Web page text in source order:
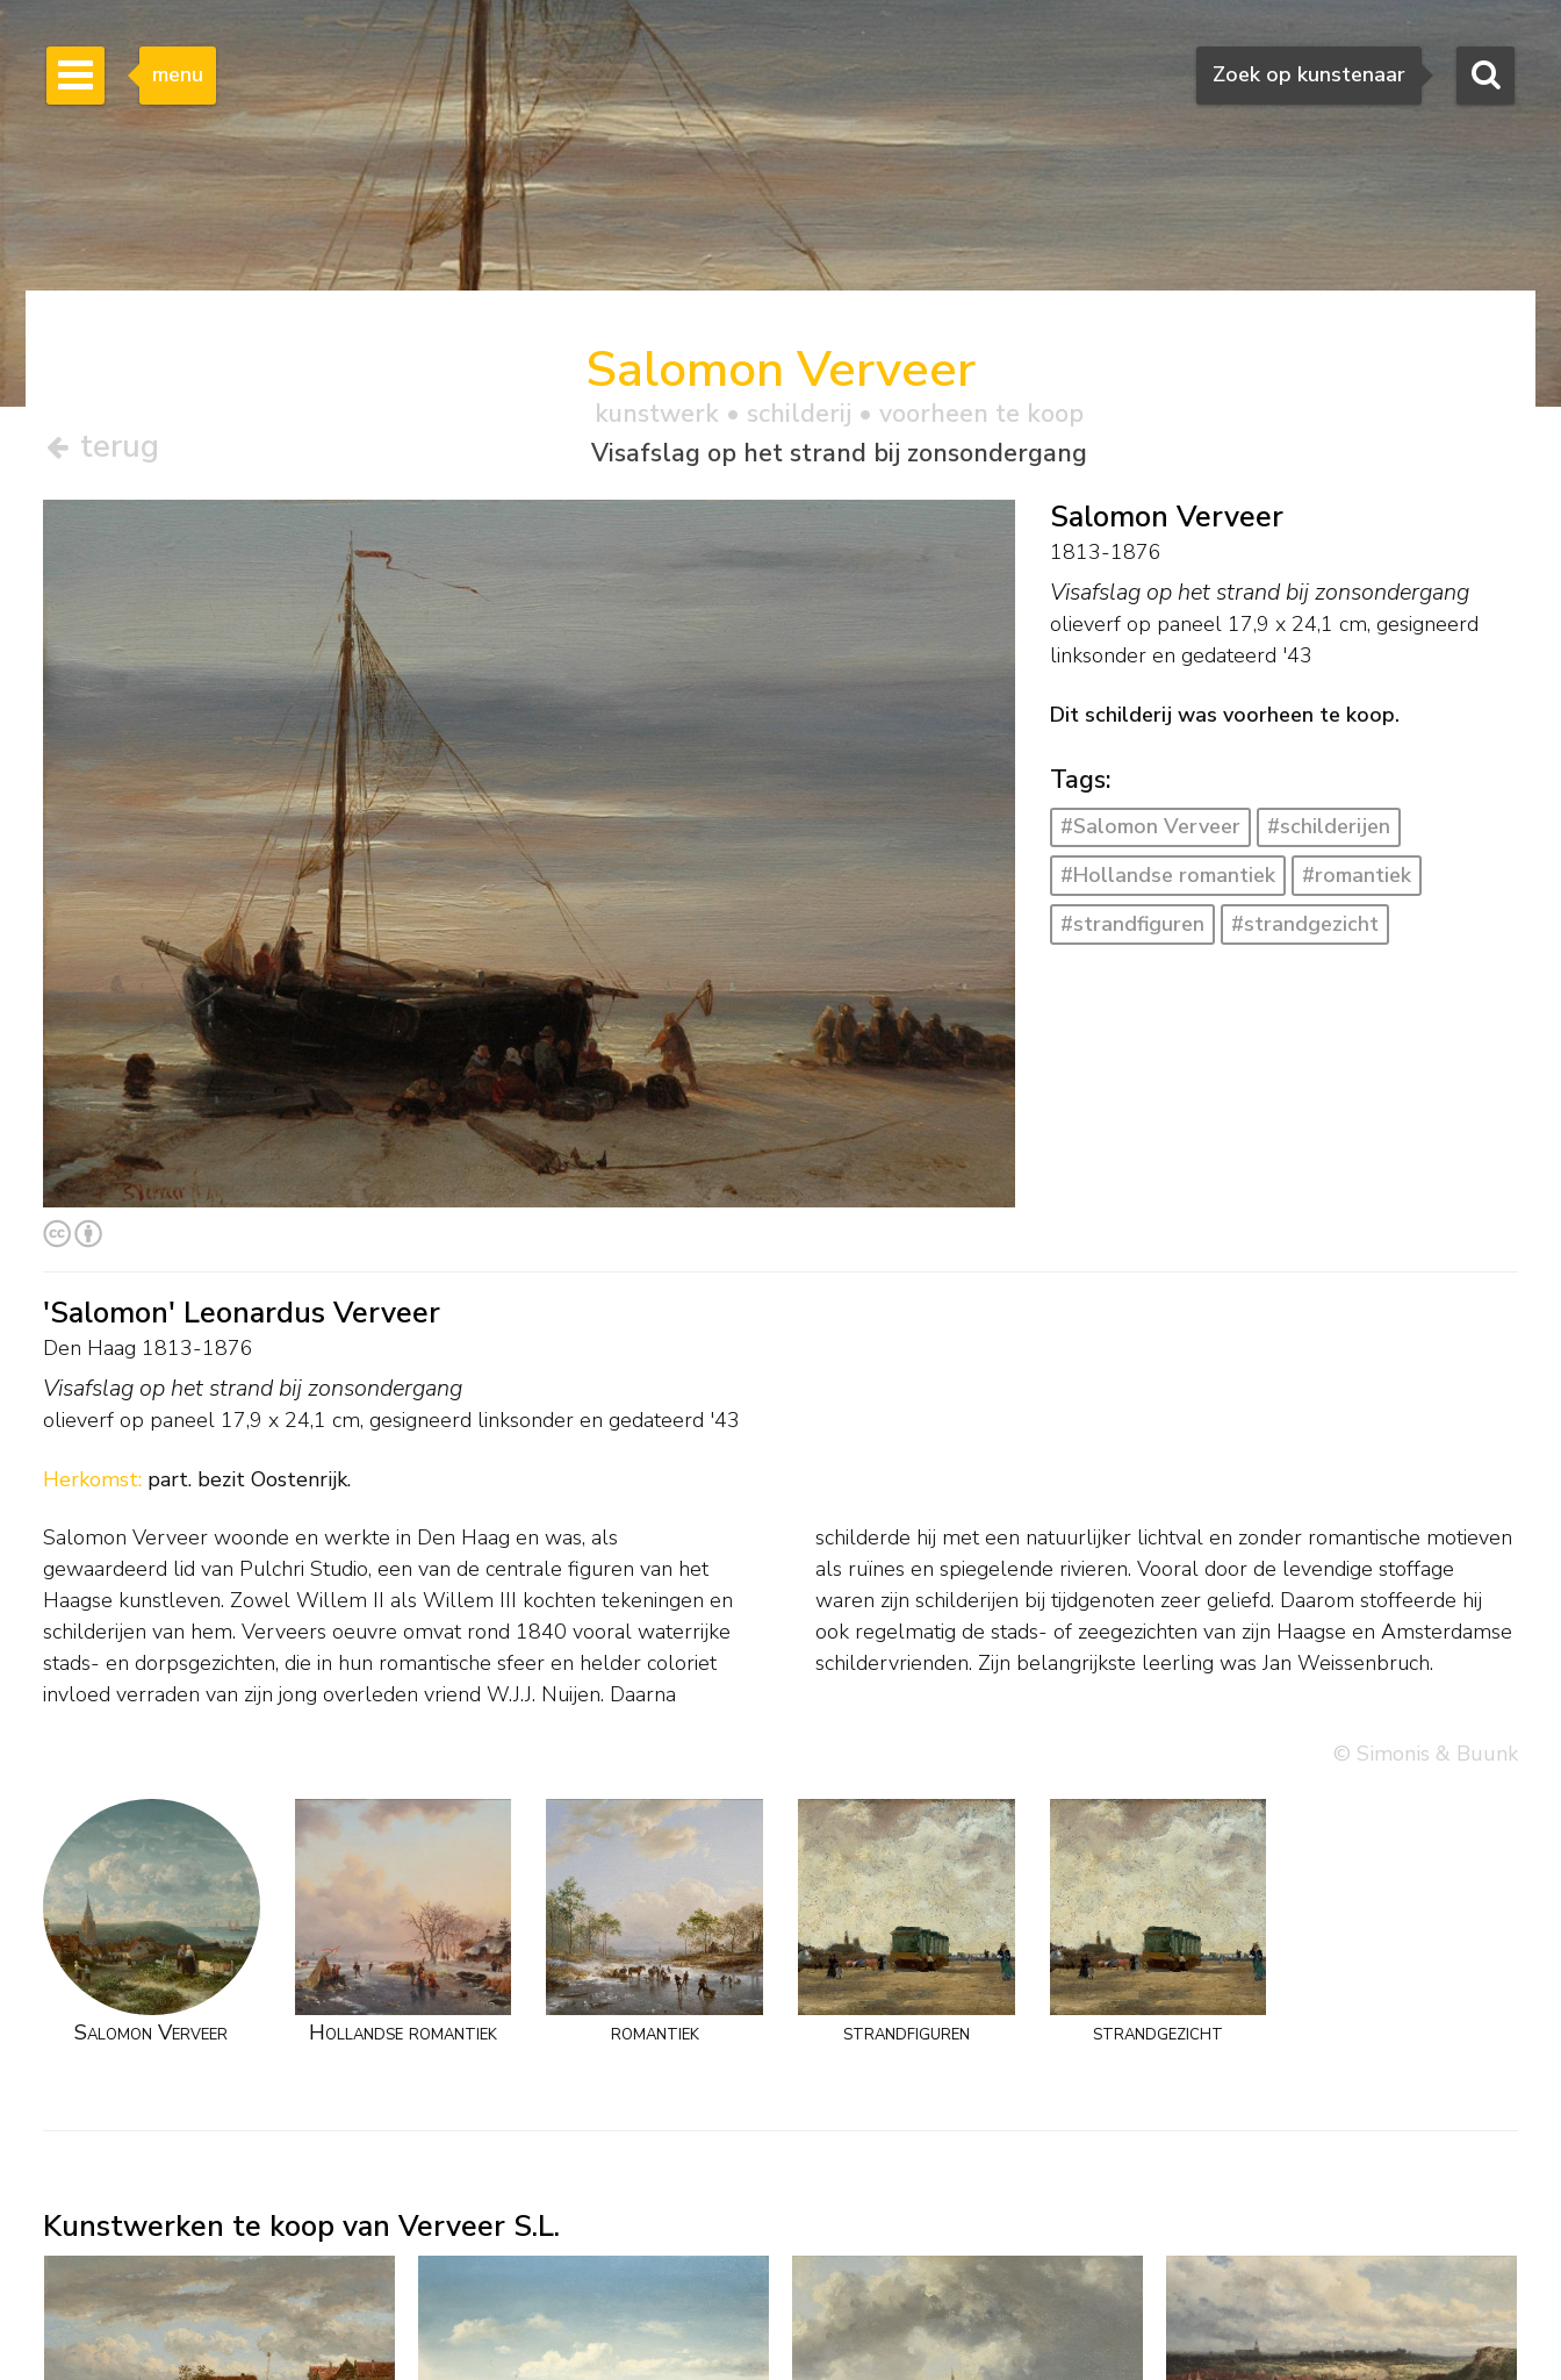
Zoeken
Zoek op kunstenaar
menu
terug
Salomon Verveer
kunstwerk • schilderij • voorheen te koop
Visafslag op het strand bij zonsondergang
Salomon Verveer
1813-1876
Visafslag op het strand bij zonsondergang
olieverf op paneel 17,9 x 24,1 cm, gesigneerd
linksonder en gedateerd '43
Dit schilderij was voorheen te koop.
Tags:
#Salomon Verveer
#schilderijen
#Hollandse romantiek
#romantiek
#strandfiguren
#strandgezicht
'Salomon' Leonardus Verveer
Den Haag 1813-1876
Visafslag op het strand bij zonsondergang
olieverf op paneel 17,9 x 24,1 cm, gesigneerd linksonder en gedateerd '43
Herkomst: part. bezit Oostenrijk.
Salomon Verveer woonde en werkte in Den Haag en was, als
gewaardeerd lid van Pulchri Studio, een van de centrale figuren van het
Haagse kunstleven. Zowel Willem II als Willem III kochten tekeningen en
schilderijen van hem. Verveers oeuvre omvat rond 1840 vooral waterrijke
stads- en dorpsgezichten, die in hun romantische sfeer en helder coloriet
invloed verraden van zijn jong overleden vriend W.J.J. Nuijen. Daarna
schilderde hij met een natuurlijker lichtval en zonder romantische motieven
als ruïnes en spiegelende rivieren. Vooral door de levendige stoffage
waren zijn schilderijen bij tijdgenoten zeer geliefd. Daarom stoffeerde hij
ook regelmatig de stads- of zeegezichten van zijn Haagse en Amsterdamse
schildervrienden. Zijn belangrijkste leerling was Jan Weissenbruch.
© Simonis & Buunk
Salomon Verveer Hollandse romantiek romantiek strandfiguren strandgezicht
Kunstwerken te koop van Verveer S.L.